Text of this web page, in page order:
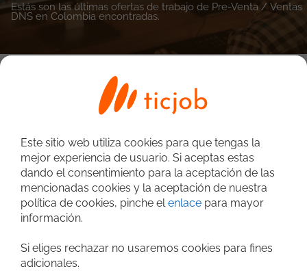
Estás son las últimas ofertas de trabajo de Pre-Venta / Ventas
DNS en Colombia encontradas.
empleos encontrados
Este sitio web utiliza cookies para que tengas la
mejor experiencia de usuario. Si aceptas estas
dando el consentimiento para la aceptación de las
mencionadas cookies y la aceptación de nuestra
política de cookies, pinche elenlace para mayor
información.
Si eliges rechazar no usaremos cookies para fines
adicionales.